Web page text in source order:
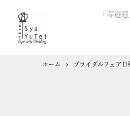
「写遊
ホーム ブライダルフェア日